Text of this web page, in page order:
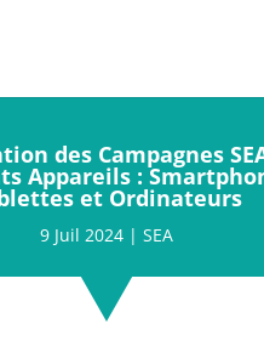
des Campagnes
Appareils :
et Ordinateurs
9 Juil 2024| SEA